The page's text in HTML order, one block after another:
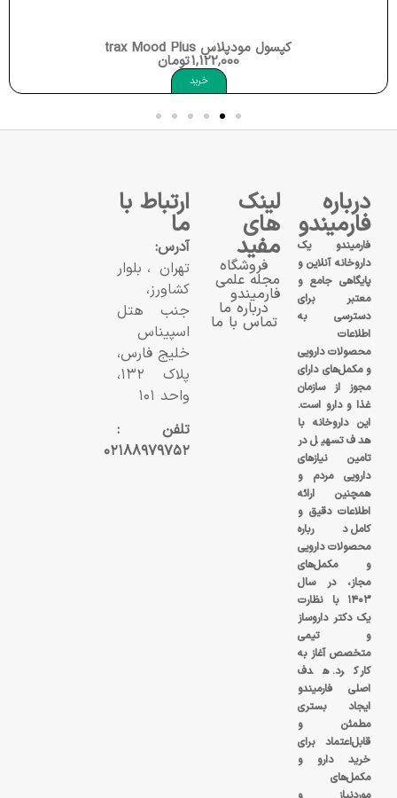
کپسول مودپلاس Nutrax Mood Plus
1,122,000تومان
خرید
درباره
فارمیندو
فارمیندو یک
داروخانه آنلاین و
پایگاهی جامع و
معتبر برای
دسترسی به
اطلاعات
محصولات دارویی
و مکمل‌های دارای
مجوز از سازمان
غذا و دارو است.
این داروخانه با
هدف تسهیل در
تامین نیازهای
دارویی مردم و
همچنین ارائه
اطلاعات دقیق و
کامل درباره
محصولات دارویی
و مکمل‌های
مجاز، در سال
۱۴۰۳ با نظارت
یک دکتر داروساز
و تیمی
متخصص آغاز به
کار کرد. هدف
اصلی فارمیندو
ایجاد بستری
مطمئن و
قابل‌اعتماد برای
خرید دارو و
مکمل‌های
لینک
های
مفید
فروشگاه
مجله علمی
فارمیندو
درباره ما
تماس با ما
ارتباط با
ما
آدرس:
تهران، بلوار
کشاورز،
جنب هتل
اسپیناس
خلیج فارس،
پلاک ۱۳۲،
واحد ۱۰۱
تلفن :
۰۲۱۸۸۹۷۹۷۵۲